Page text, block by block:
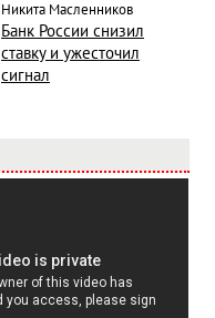
Никита Масленников
Банк России снизил
ставку и ужесточил
сигнал